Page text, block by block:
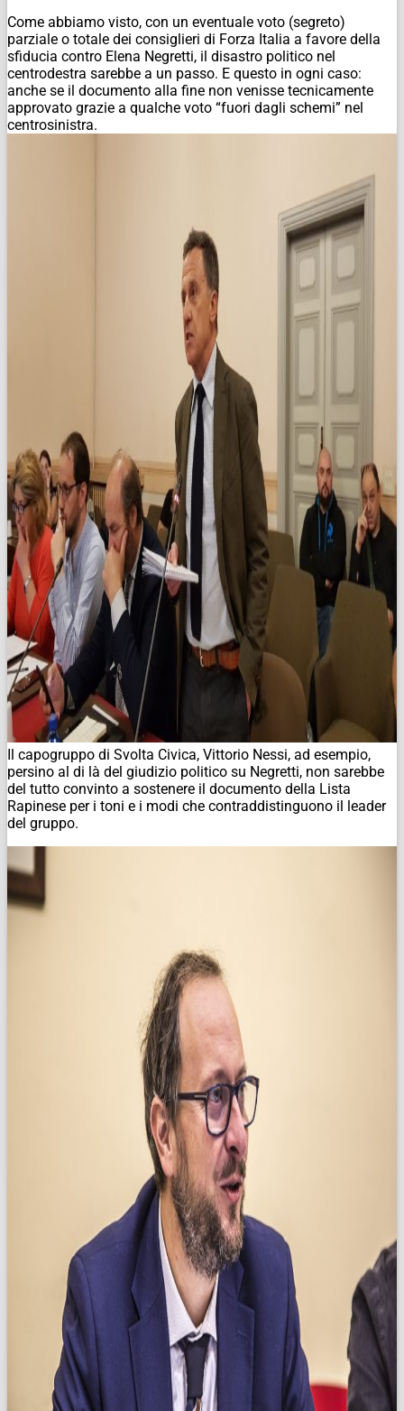
Come abbiamo visto, con un eventuale voto (segreto)
parziale o totale dei consiglieri di Forza Italia a favore della
sfiducia contro Elena Negretti, il disastro politico nel
centrodestra sarebbe a un passo. E questo in ogni caso:
anche se il documento alla fine non venisse tecnicamente
approvato grazie a qualche voto “fuori dagli schemi” nel
centrosinistra.
Il capogruppo di Svolta Civica, Vittorio Nessi, ad esempio,
persino al di là del giudizio politico su Negretti, non sarebbe
del tutto convinto a sostenere il documento della Lista
Rapinese per i toni e i modi che contraddistinguono il leader
del gruppo.